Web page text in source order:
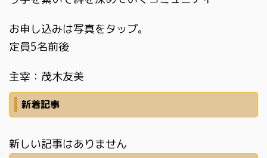
お申し込みは写真をタップ。
定員5名前後
主宰：茂木友美
新着記事
新しい記事はありません